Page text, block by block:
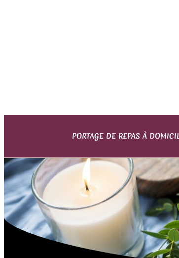
PORTAGE DE REPAS À